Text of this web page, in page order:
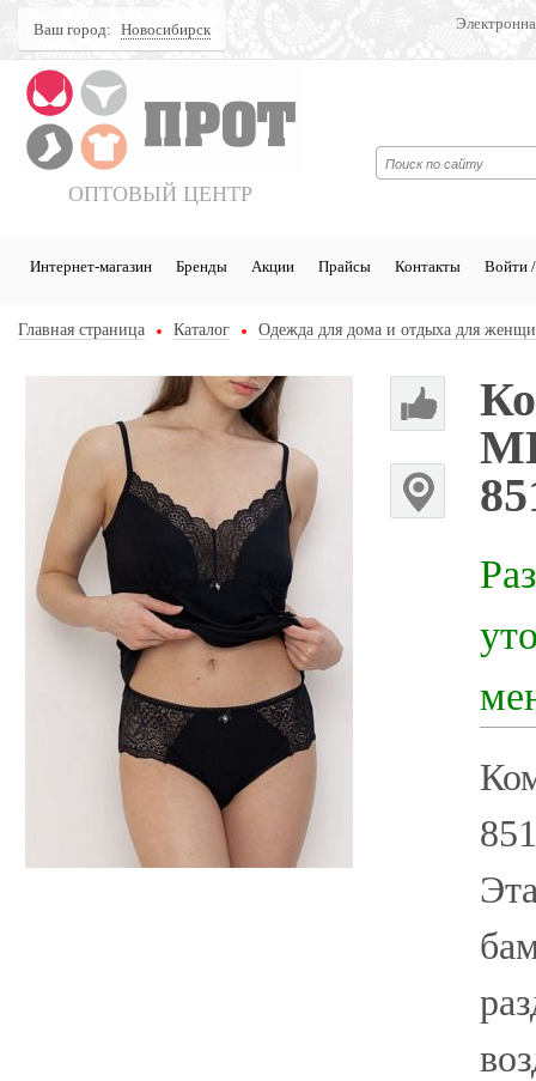
Ваш город: Новосибирск
ОПТОВЫЙ ЦЕНТР
Интернет-магазин Бренды Акции Прайсы Контакты Войти /
Главная страница Каталог Одежда для дома и отдыха для